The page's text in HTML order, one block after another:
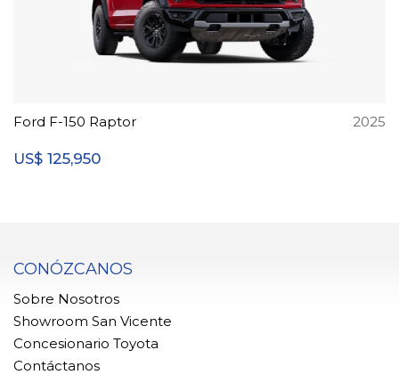
Ford F-150 Raptor 2025
US$ 125,950
CONÓZCANOS
Sobre Nosotros
Showroom San Vicente
Concesionario Toyota
Contáctanos